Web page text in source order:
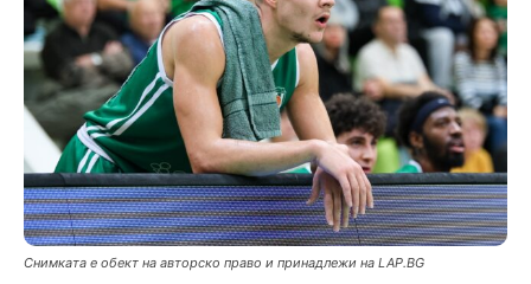
Снимката е обект на авторско право и принадлежи на LAP.BG